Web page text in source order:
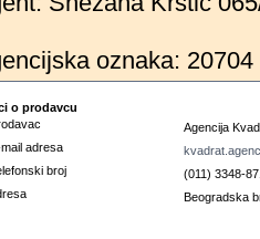
oznaka: 20704
o prodavcu
Agencija
adresa
broj
(011) 3348-
Beogradska